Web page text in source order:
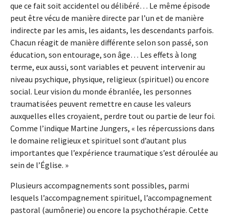
que ce fait soit accidentel ou délibéré… Le même épisode
peut être vécu de manière directe par l’un et de manière
indirecte par les amis, les aidants, les descendants parfois.
Chacun réagit de manière différente selon son passé, son
éducation, son entourage, son âge… Les effets à long
terme, eux aussi, sont variables et peuvent intervenir au
niveau psychique, physique, religieux (spirituel) ou encore
social. Leur vision du monde ébranlée, les personnes
traumatisées peuvent remettre en cause les valeurs
auxquelles elles croyaient, perdre tout ou partie de leur foi.
Comme l’indique Martine Jungers, « les répercussions dans
le domaine religieux et spirituel sont d’autant plus
importantes que l’expérience traumatique s’est déroulée au
sein de l’Église. »
Plusieurs accompagnements sont possibles, parmi
lesquels l’accompagnement spirituel, l’accompagnement
pastoral (aumônerie) ou encore la psychothérapie. Cette